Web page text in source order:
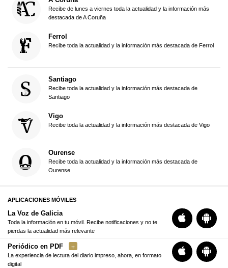
Recibe de lunes a viernes toda la actualidad y la información más
destacada de A Coruña
Ferrol
Recibe toda la actualidad y la información más destacada de Ferrol
Santiago
Recibe toda la actualidad y la información más destacada de
Santiago
Vigo
Recibe toda la actualidad y la información más destacada de Vigo
Ourense
Recibe toda la actualidad y la información más destacada de
Ourense
APLICACIONES MÓVILES
La Voz de Galicia
Toda la información en tu móvil. Recibe notificaciones y no te
pierdas la actualidad más relevante
Periódico en PDF
La experiencia de lectura del diario impreso, ahora, en formato
digital